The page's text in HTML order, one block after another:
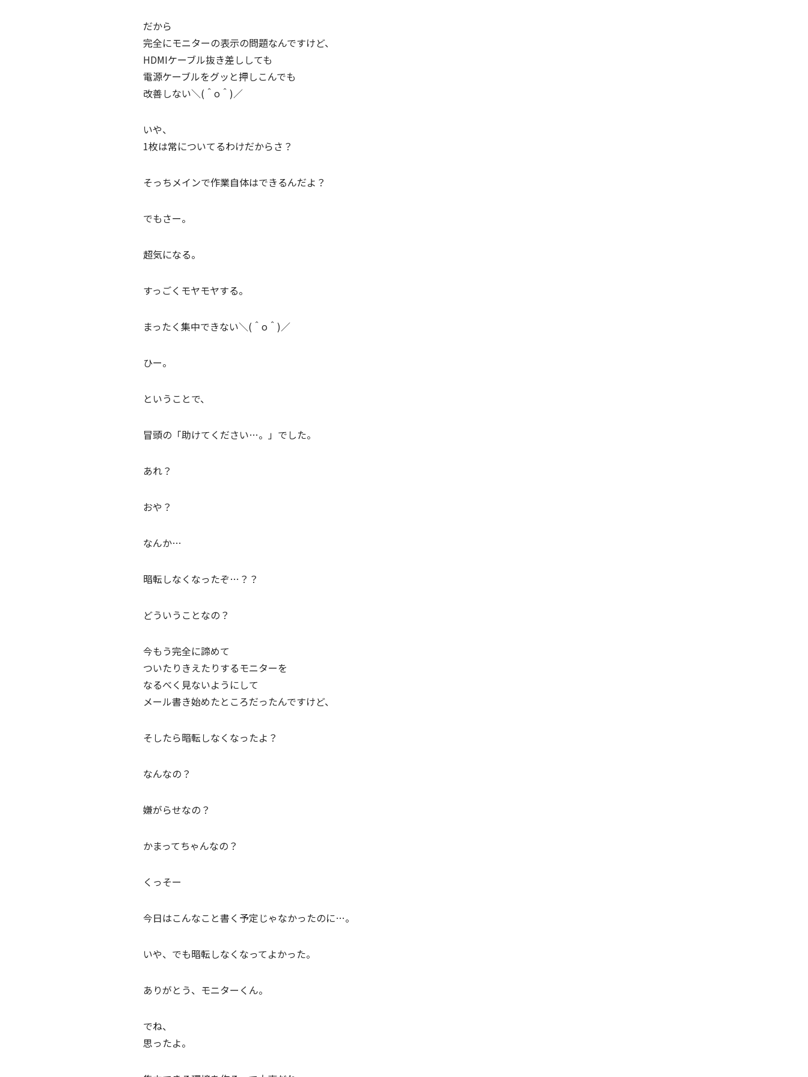
だから
完全にモニターの表示の問題なんですけど、
HDMIケーブル抜き差ししても
電源ケーブルをグッと押しこんでも
改善しない＼(＾o＾)／
いや、
1枚は常についてるわけだからさ？
そっちメインで作業自体はできるんだよ？
でもさー。
超気になる。
すっごくモヤモヤする。
まったく集中できない＼(＾o＾)／
ひー。
ということで、
冒頭の「助けてください…。」でした。
あれ？
おや？
なんか…
暗転しなくなったぞ…？？
どういうことなの？
今もう完全に諦めて
ついたりきえたりするモニターを
なるべく見ないようにして
メール書き始めたところだったんですけど、
そしたら暗転しなくなったよ？
なんなの？
嫌がらせなの？
かまってちゃんなの？
くっそー
今日はこんなこと書く予定じゃなかったのに…。
いや、でも暗転しなくなってよかった。
ありがとう、モニターくん。
でね、
思ったよ。